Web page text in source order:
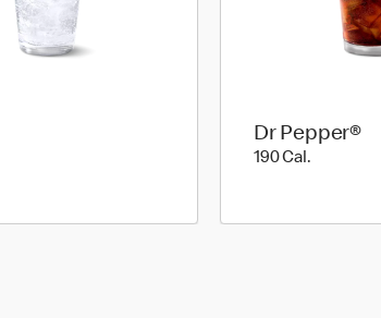
Dr Pepper®
190 Cal.190 Cal.